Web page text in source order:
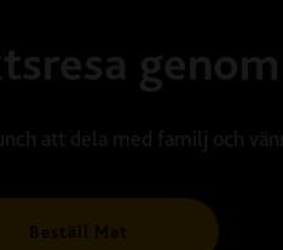
att dela med familj och
Beställ Mat